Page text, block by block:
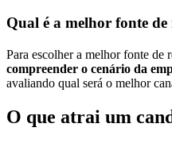
Qual é a melhor fonte
Para escolher a melhor fonte de
compreender o cenário da
avaliando qual será o melhor
O que atrai um